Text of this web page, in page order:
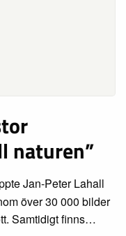
naturen”
Jan-Peter Lahall
över 30 000 bilder
Samtidigt finns…